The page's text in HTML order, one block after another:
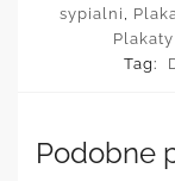
sypialni ,
Tag:
Podobne